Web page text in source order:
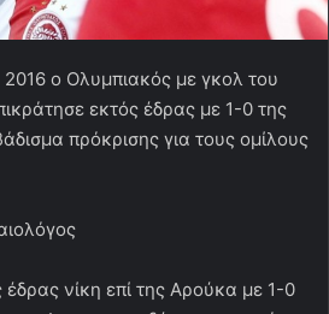
2016 ο Ολυμπιακός με γκολ του
εκτός έδρας με 1-0 της
πρόκρισης για τους ομίλους
νίκη επί της Αρούκα με 1-0